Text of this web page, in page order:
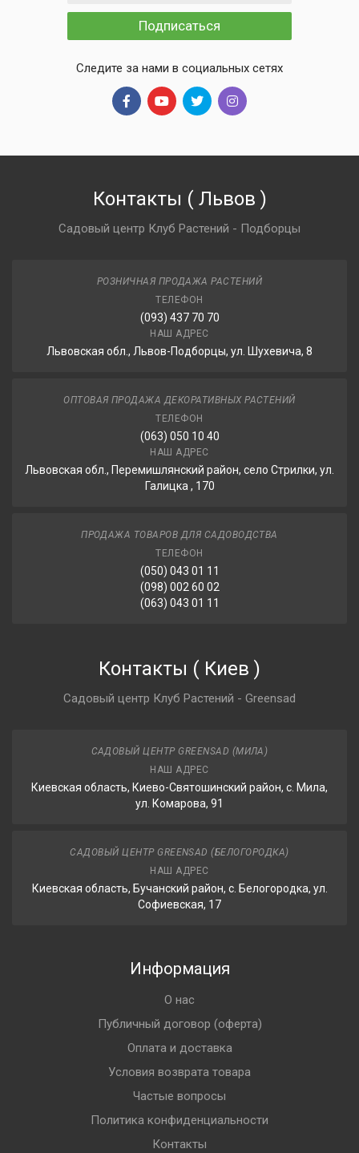
Подписаться
Следите за нами в социальных сетях
Контакты ( Львов )
Садовый центр Клуб Растений - Подборцы
РОЗНИЧНАЯ ПРОДАЖА РАСТЕНИЙ
ТЕЛЕФОН
(093) 437 70 70
НАШ АДРЕС
Львовская обл., Львов-Подборцы, ул. Шухевича, 8
ОПТОВАЯ ПРОДАЖА ДЕКОРАТИВНЫХ РАСТЕНИЙ
ТЕЛЕФОН
(063) 050 10 40
НАШ АДРЕС
Львовская обл., Перемишлянский район, село Стрилки, ул.
Галицка , 170
ПРОДАЖА ТОВАРОВ ДЛЯ САДОВОДСТВА
ТЕЛЕФОН
(050) 043 01 11
(098) 002 60 02
(063) 043 01 11
Контакты ( Киев )
Садовый центр Клуб Растений - Greensad
САДОВЫЙ ЦЕНТР GREENSAD (МИЛА)
НАШ АДРЕС
Киевская область, Киево-Святошинский район, с. Мила,
ул. Комарова, 91
САДОВЫЙ ЦЕНТР GREENSAD (БЕЛОГОРОДКА)
НАШ АДРЕС
Киевская область, Бучанский район, с. Белогородка, ул.
Софиевская, 17
Информация
О нас
Публичный договор (оферта)
Оплата и доставка
Условия возврата товара
Частые вопросы
Политика конфиденциальности
Контакты